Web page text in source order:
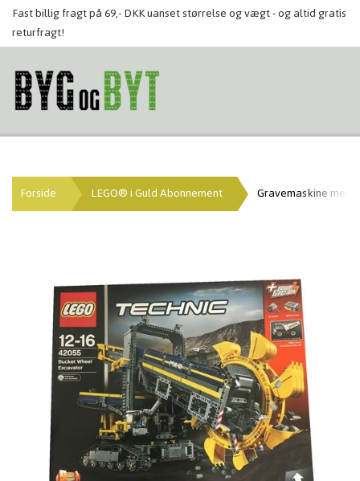
Fast billig fragt på 69,- DKK uanset størrelse og vægt - og altid gratis
returfragt!
Forside LEGO® i Guld Abonnement Gravemaskine med